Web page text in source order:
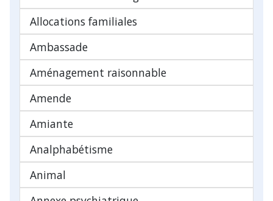
Allocations familiales
Ambassade
Aménagement raisonnable
Amende
Amiante
Analphabétisme
Animal